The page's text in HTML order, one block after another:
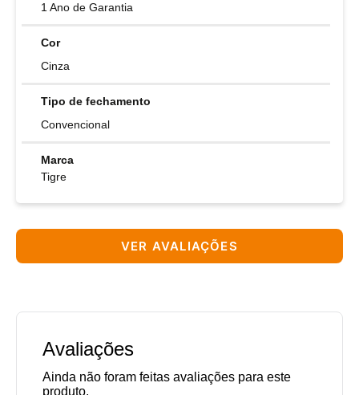
1 Ano de Garantia
Cor
Cinza
Tipo de fechamento
Convencional
Marca
Tigre
VER AVALIAÇÕES
Avaliações